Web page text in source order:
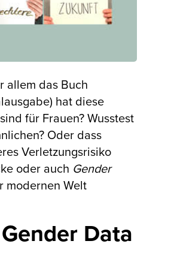
allem das Buch
hat diese
für Frauen? Wusstest
Oder dass
Verletzungsrisiko
oder auch Gender
modernen Welt
Data